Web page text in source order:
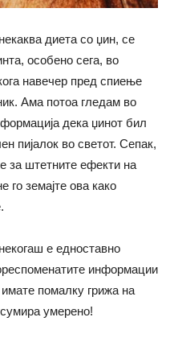
диета со џин, се
особено сега, во
навечер пред спиење
Ама потоа гледам во
дека џинот бил
пијалок во светот. Сепак,
за штетните ефекти на
го земајте ова како
е едноставно
информации
помалку грижа на
умерено!